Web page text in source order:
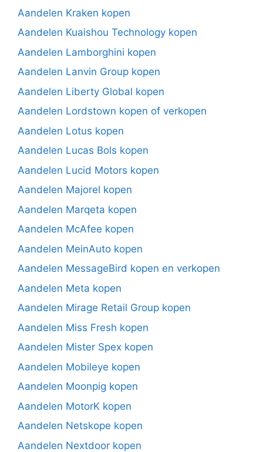
Aandelen Kraken kopen
Aandelen Kuaishou Technology kopen
Aandelen Lamborghini kopen
Aandelen Lanvin Group kopen
Aandelen Liberty Global kopen
Aandelen Lordstown kopen of verkopen
Aandelen Lotus kopen
Aandelen Lucas Bols kopen
Aandelen Lucid Motors kopen
Aandelen Majorel kopen
Aandelen Marqeta kopen
Aandelen McAfee kopen
Aandelen MeinAuto kopen
Aandelen MessageBird kopen en verkopen
Aandelen Meta kopen
Aandelen Mirage Retail Group kopen
Aandelen Miss Fresh kopen
Aandelen Mister Spex kopen
Aandelen Mobileye kopen
Aandelen Moonpig kopen
Aandelen MotorK kopen
Aandelen Netskope kopen
Aandelen Nextdoor kopen